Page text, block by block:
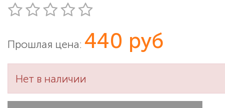
Прошлая цена: 440 руб
Нет в наличии